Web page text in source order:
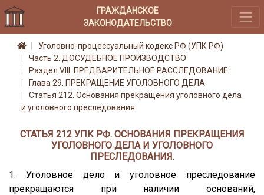
ГРАЖДАНСКОЕ
ЗАКОНОДАТЕЛЬСТВО
Уголовно-процессуальный кодекс РФ (УПК РФ)
Часть 2. ДОСУДЕБНОЕ ПРОИЗВОДСТВО
Раздел VIII. ПРЕДВАРИТЕЛЬНОЕ РАССЛЕДОВАНИЕ
Глава 29. ПРЕКРАЩЕНИЕ УГОЛОВНОГО ДЕЛА
Статья 212. Основания прекращения уголовного дела
и уголовного преследования
СТАТЬЯ 212 УПК РФ. ОСНОВАНИЯ ПРЕКРАЩЕНИЯ
УГОЛОВНОГО ДЕЛА И УГОЛОВНОГО
ПРЕСЛЕДОВАНИЯ.
1. Уголовное дело и уголовное преследование
прекращаются при наличии оснований,